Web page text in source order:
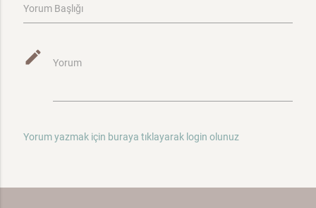
Yorum Başlığı
mode_edit Yorum
Yorum yazmak için buraya tıklayarak login olunuz